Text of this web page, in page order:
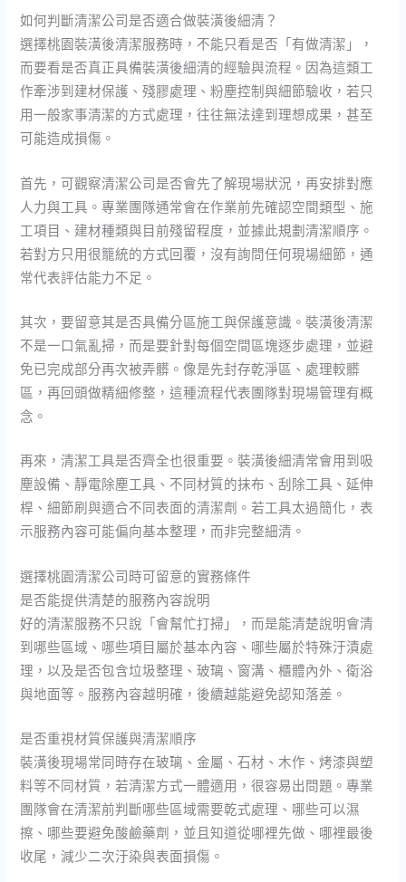
如何判斷清潔公司是否適合做裝潢後細清？
選擇桃園裝潢後清潔服務時，不能只看是否「有做清潔」，
而要看是否真正具備裝潢後細清的經驗與流程。因為這類工
作牽涉到建材保護、殘膠處理、粉塵控制與細節驗收，若只
用一般家事清潔的方式處理，往往無法達到理想成果，甚至
可能造成損傷。
首先，可觀察清潔公司是否會先了解現場狀況，再安排對應
人力與工具。專業團隊通常會在作業前先確認空間類型、施
工項目、建材種類與目前殘留程度，並據此規劃清潔順序。
若對方只用很籠統的方式回覆，沒有詢問任何現場細節，通
常代表評估能力不足。
其次，要留意其是否具備分區施工與保護意識。裝潢後清潔
不是一口氣亂掃，而是要針對每個空間區塊逐步處理，並避
免已完成部分再次被弄髒。像是先封存乾淨區、處理較髒
區，再回頭做精細修整，這種流程代表團隊對現場管理有概
念。
再來，清潔工具是否齊全也很重要。裝潢後細清常會用到吸
塵設備、靜電除塵工具、不同材質的抹布、刮除工具、延伸
桿、細節刷與適合不同表面的清潔劑。若工具太過簡化，表
示服務內容可能偏向基本整理，而非完整細清。
選擇桃園清潔公司時可留意的實務條件
是否能提供清楚的服務內容說明
好的清潔服務不只說「會幫忙打掃」，而是能清楚說明會清
到哪些區域、哪些項目屬於基本內容、哪些屬於特殊汙漬處
理，以及是否包含垃圾整理、玻璃、窗溝、櫃體內外、衛浴
與地面等。服務內容越明確，後續越能避免認知落差。
是否重視材質保護與清潔順序
裝潢後現場常同時存在玻璃、金屬、石材、木作、烤漆與塑
料等不同材質，若清潔方式一體適用，很容易出問題。專業
團隊會在清潔前判斷哪些區域需要乾式處理、哪些可以濕
擦、哪些要避免酸鹼藥劑，並且知道從哪裡先做、哪裡最後
收尾，減少二次汙染與表面損傷。